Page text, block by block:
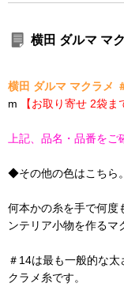
横田 ダルマ マ
横田 ダルマ マクラメ
m
【お取り寄せ 2袋ま
上記、品名・品番をご
◆その他の色はこち
何本かの糸を手で何度
ンテリア小物を作るマ
＃14は最も一般的な
クラメ糸です。